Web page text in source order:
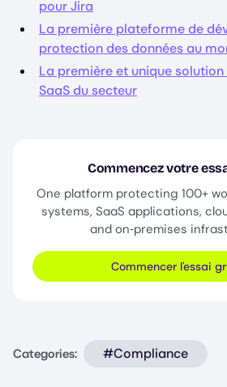
pour Jira
La première plateforme de
protection des données au
La première et unique
SaaS du secteur
Commencez votre
One platform protecting 100+
systems, SaaS applications,
and on‑premises
Commencer l'essai
Categories: #Compliance